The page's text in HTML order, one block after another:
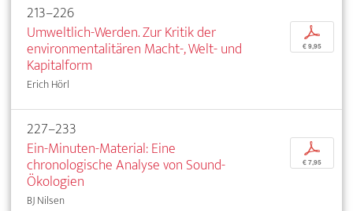
213–226
Umweltlich-Werden. Zur Kritik der
environmentalitären Macht-, Welt- und
Kapitalform
Erich Hörl
p
€ 9,95
227–233
Ein-Minuten-Material: Eine
chronologische Analyse von Sound-
Ökologien
BJ Nilsen
p
€ 7,95